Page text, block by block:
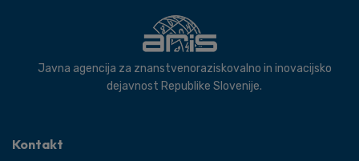
Javna agencija za znanstvenoraziskovalno in inovacijsko
dejavnost Republike Slovenije.
Kontakt